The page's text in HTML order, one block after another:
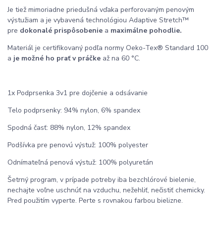
Je tiež mimoriadne priedušná vďaka perforovaným penovým
výstužiam a je vybavená technológiou Adaptive Stretch™
pre dokonalé prispôsobenie a maximálne pohodlie.
Materiál je certifikovaný podľa normy Oeko-Tex® Standard 100
a je možné ho prať v práčke až na 60 °C.
1x Podprsenka 3v1 pre dojčenie a odsávanie
Telo podprsenky: 94% nylon, 6% spandex
Spodná časť: 88% nylon, 12% spandex
Podšívka pre penovú výstuž: 100% polyester
Odnímateľná penová výstuž: 100% polyuretán
Šetrný program, v prípade potreby iba bezchlórové bielenie,
nechajte voľne uschnúť na vzduchu, nežehliť, nečistiť chemicky.
Pred použitím vyperte. Perte s rovnakou farbou bielizne.